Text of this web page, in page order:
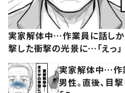
実家解体中…作業員に話しか
撃した衝撃の光景に…「えっ」
実家解体中…作
男性。直後、目